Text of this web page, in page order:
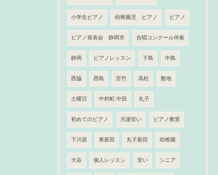
小学生ピアノ 幼稚園児 ピアノ ピアノ
ピアノ発表会 静岡市 合唱コンクール伴奏
静岡 ピアノレッスン 下島 中島
西脇 西島 宮竹 高松 敷地
土曜日 中村町.中田 丸子
初めてのピアノ 月謝安い ピアノ教室
下川原 東新田 丸子新田 幼稚園
大谷 個人レッスン 安い シニア